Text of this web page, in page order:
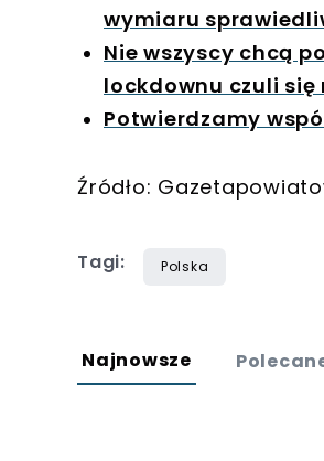
wymiaru
Nie wszyscy chcą
lockdownu czuli się
Potwierdzamy
Źródło:
Tagi: Polska
Najnowsze